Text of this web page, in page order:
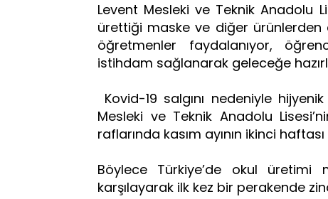
Levent Mesleki ve Teknik Anadolu
ürettiği maske ve diğer
öğretmenler faydalanıyor,
istihdam sağlanarak geleceğe
Kovid-19 salgını nedeniyle
Mesleki ve Teknik Anadolu
raflarında kasım ayının ikinci
Böylece Türkiye’de okul üretimi
karşılayarak ilk kez bir perakende